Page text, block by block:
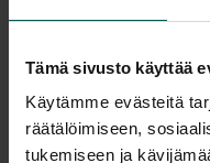
Tämä sivusto käyttää
Käytämme evästeitä
räätälöimiseen,
tukemiseen ja
Jatkuva parantaminen –
ISO 14001 ei tarkoita,